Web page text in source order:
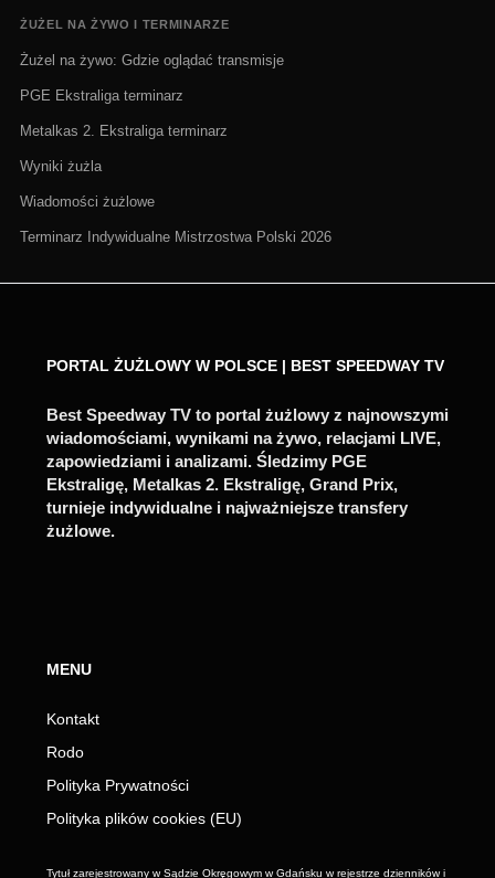
ŻUŻEL NA ŻYWO I TERMINARZE
Żużel na żywo: Gdzie oglądać transmisje
PGE Ekstraliga terminarz
Metalkas 2. Ekstraliga terminarz
Wyniki żużla
Wiadomości żużlowe
Terminarz Indywidualne Mistrzostwa Polski 2026
PORTAL ŻUŻLOWY W POLSCE | BEST SPEEDWAY TV
Best Speedway TV to portal żużlowy z najnowszymi
wiadomościami, wynikami na żywo, relacjami LIVE,
zapowiedziami i analizami. Śledzimy PGE
Ekstraligę, Metalkas 2. Ekstraligę, Grand Prix,
turnieje indywidualne i najważniejsze transfery
żużlowe.
MENU
Kontakt
Rodo
Polityka Prywatności
Polityka plików cookies (EU)
Tytuł zarejestrowany w Sądzie Okręgowym w Gdańsku w rejestrze dzienników i